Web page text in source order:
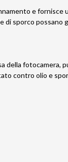
e fornisce
di sporco possano
della fotocamera,
contro olio e